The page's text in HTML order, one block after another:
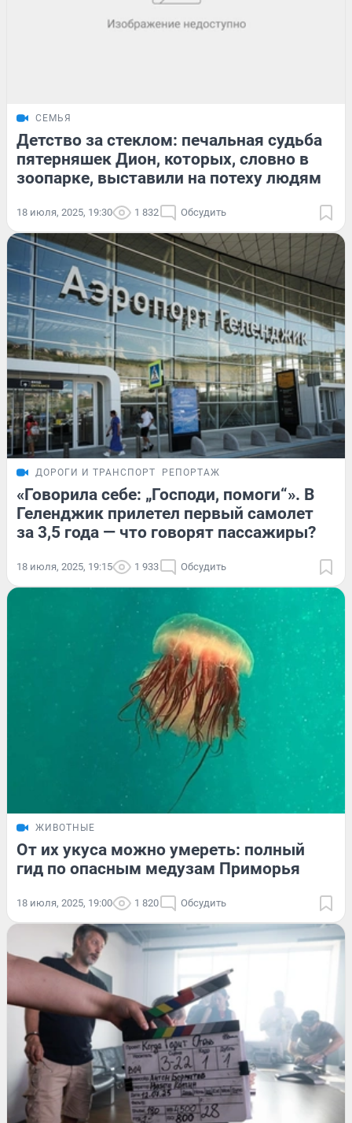
СЕМЬЯ
Детство за стеклом: печальная судьба
пятерняшек Дион, которых, словно в
зоопарке, выставили на потеху людям
18 июля, 2025, 19:30 1 832 Обсудить
ДОРОГИ И ТРАНСПОРТ РЕПОРТАЖ
«Говорила себе: „Господи, помоги“». В
Геленджик прилетел первый самолет
за 3,5 года — что говорят пассажиры?
18 июля, 2025, 19:15 1 933 Обсудить
ЖИВОТНЫЕ
От их укуса можно умереть: полный
гид по опасным медузам Приморья
18 июля, 2025, 19:00 1 820 Обсудить